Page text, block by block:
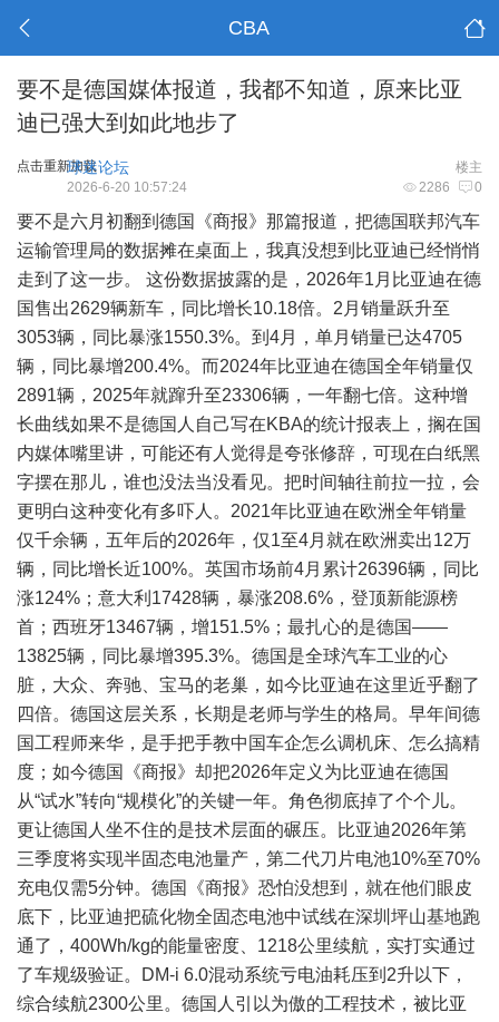
CBA
要不是德国媒体报道，我都不知道，原来比亚
迪已强大到如此地步了
点击重新加载 楼主
球迷论坛
2286 0
2026-6-20 10:57:24
要不是六月初翻到德国《商报》那篇报道，把德国联邦汽车
运输管理局的数据摊在桌面上，我真没想到比亚迪已经悄悄
走到了这一步。 这份数据披露的是，2026年1月比亚迪在德
国售出2629辆新车，同比增长10.18倍。2月销量跃升至
3053辆，同比暴涨1550.3%。到4月，单月销量已达4705
辆，同比暴增200.4%。而2024年比亚迪在德国全年销量仅
2891辆，2025年就蹿升至23306辆，一年翻七倍。这种增
长曲线如果不是德国人自己写在KBA的统计报表上，搁在国
内媒体嘴里讲，可能还有人觉得是夸张修辞，可现在白纸黑
字摆在那儿，谁也没法当没看见。把时间轴往前拉一拉，会
更明白这种变化有多吓人。2021年比亚迪在欧洲全年销量
仅千余辆，五年后的2026年，仅1至4月就在欧洲卖出12万
辆，同比增长近100%。英国市场前4月累计26396辆，同比
涨124%；意大利17428辆，暴涨208.6%，登顶新能源榜
首；西班牙13467辆，增151.5%；最扎心的是德国——
13825辆，同比暴增395.3%。德国是全球汽车工业的心
脏，大众、奔驰、宝马的老巢，如今比亚迪在这里近乎翻了
四倍。德国这层关系，长期是老师与学生的格局。早年间德
国工程师来华，是手把手教中国车企怎么调机床、怎么搞精
度；如今德国《商报》却把2026年定义为比亚迪在德国
从“试水”转向“规模化”的关键一年。角色彻底掉了个个儿。
更让德国人坐不住的是技术层面的碾压。比亚迪2026年第
三季度将实现半固态电池量产，第二代刀片电池10%至70%
充电仅需5分钟。德国《商报》恐怕没想到，就在他们眼皮
底下，比亚迪把硫化物全固态电池中试线在深圳坪山基地跑
通了，400Wh/kg的能量密度、1218公里续航，实打实通过
了车规级验证。DM-i 6.0混动系统亏电油耗压到2升以下，
综合续航2300公里。德国人引以为傲的工程技术，被比亚